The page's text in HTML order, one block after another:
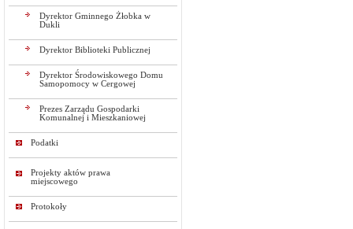
Dyrektor Gminnego Żłobka w
Dukli
Dyrektor Biblioteki Publicznej
Dyrektor Środowiskowego Domu
Samopomocy w Cergowej
Prezes Zarządu Gospodarki
Komunalnej i Mieszkaniowej
Podatki
Projekty aktów prawa
miejscowego
Protokoły